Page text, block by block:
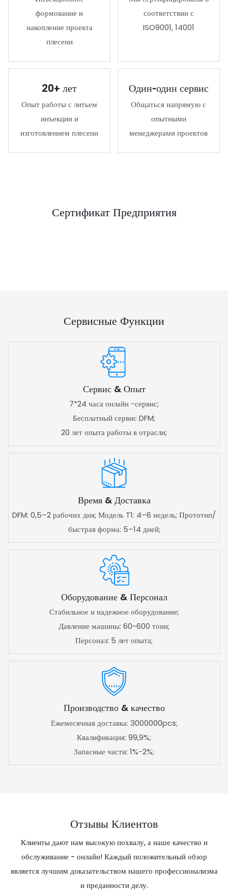
формование и
накопление проекта
плесени
соответствии с
ISO9001, 14001
20+ лет
Опыт работы с литьем
инъекции и
изготовлением плесени
Один-один сервис
Общаться напрямую с
опытными
менеджерами проектов
Сертификат Предприятия
Сервисные Функции
Сервис & Опыт
7*24 часа онлайн -сервис;
Бесплатный сервис DFM;
20 лет опыта работы в отрасли;
Время & Доставка
DFM: 0,5–2 рабочих дня; Модель T1: 4–6 недель; Прототип/
быстрая форма: 5–14 дней;
Оборудование & Персонал
Стабильное и надежное оборудование;
Давление машины: 60-600 тонн;
Персонал: 5 лет опыта;
Производство & качество
Ежемесячная доставка: 3000000pcs;
Квалификация: 99,9%;
Запасные части: 1%-2%;
Отзывы Клиентов
Клиенты дают нам высокую похвалу, а наше качество и
обслуживание - онлайн! Каждый положительный обзор
является лучшим доказательством нашего профессионализма
и преданности делу.